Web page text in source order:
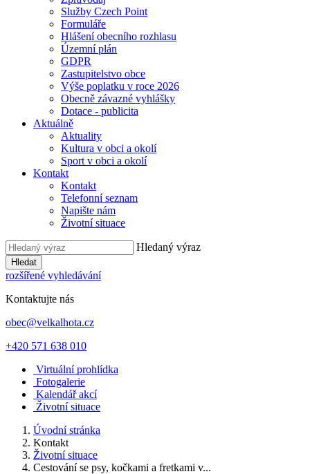
Služby Czech Point
Formuláře
Hlášení obecního rozhlasu
Územní plán
GDPR
Zastupitelstvo obce
Výše poplatku v roce 2026
Obecně závazné vyhlášky
Dotace - publicita
Aktuálně
Aktuality
Kultura v obci a okolí
Sport v obci a okolí
Kontakt
Kontakt
Telefonní seznam
Napište nám
Životní situace
Hledaný výraz
Hledat
rozšířené vyhledávání
Kontaktujte nás
obec@velkalhota.cz
+420 571 638 010
Virtuální prohlídka
Fotogalerie
Kalendář akcí
Životní situace
Úvodní stránka
Kontakt
Životní situace
Cestování se psy, kočkami a fretkami v...